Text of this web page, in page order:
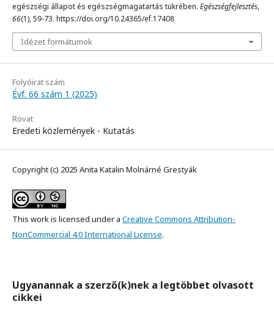
egészségi állapot és egészségmagatartás tükrében. Egészségfejlesztés,
66(1), 59-73. https://doi.org/10.24365/ef.17408
Idézet formátumok
Folyóirat szám
Évf. 66 szám 1 (2025)
Rovat
Eredeti közlemények - Kutatás
Copyright (c) 2025 Anita Katalin Molnárné Grestyák
This work is licensed under a Creative Commons Attribution-
NonCommercial 4.0 International License.
Ugyanannak a szerző(k)nek a legtöbbet olvasott
cikkei